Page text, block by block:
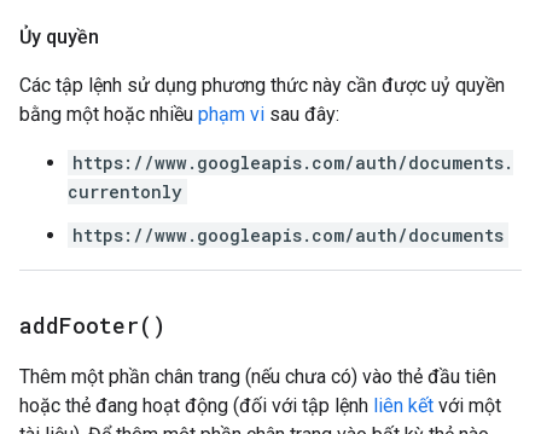
Ủy quyền
Các tập lệnh sử dụng phương thức này cần được uỷ quyền
bằng một hoặc nhiều phạm vi sau đây:
https://www.googleapis.com/auth/documents.
currentonly
https://www.googleapis.com/auth/documents
addFooter( )
Thêm một phần chân trang (nếu chưa có) vào thẻ đầu tiên
hoặc thẻ đang hoạt động (đối với tập lệnh liên kết với một